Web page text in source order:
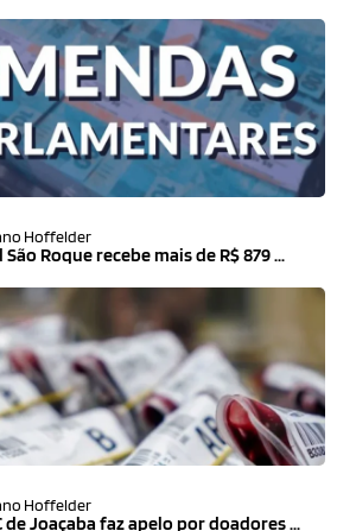
Hoffelder
Roque recebe mais de R$ 879 ...
Hoffelder
de Joaçaba faz apelo por doadores ...